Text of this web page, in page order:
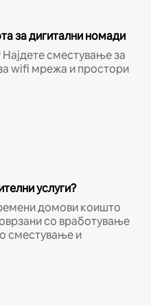
за дигитални номади
сместување за
wifi мрежа и простори
услуги?
домови коишто
со вработување
сместување и